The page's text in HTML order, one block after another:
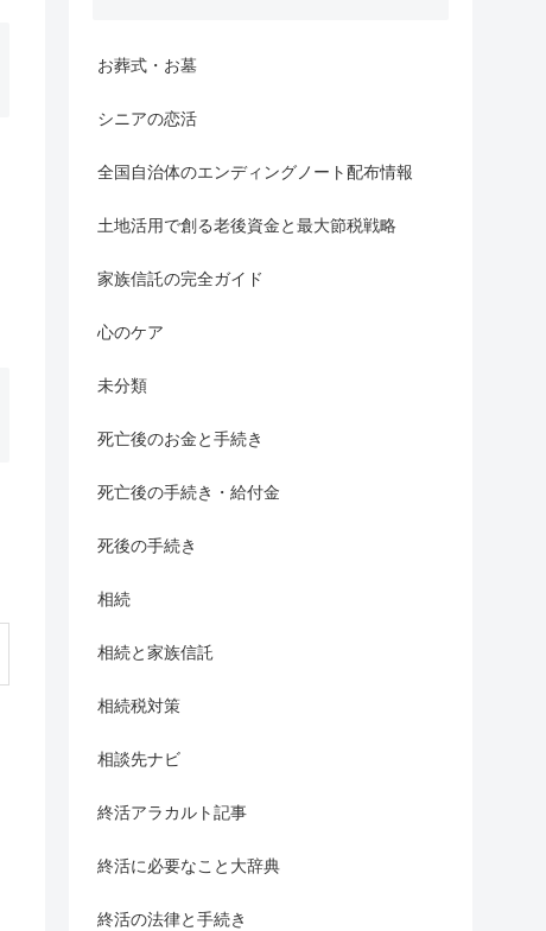
お葬式・お墓
シニアの恋活
全国自治体のエンディングノート配布情報
土地活用で創る老後資金と最大節税戦略
家族信託の完全ガイド
心のケア
未分類
死亡後のお金と手続き
死亡後の手続き・給付金
死後の手続き
相続
相続と家族信託
相続税対策
相談先ナビ
終活アラカルト記事
終活に必要なこと大辞典
終活の法律と手続き